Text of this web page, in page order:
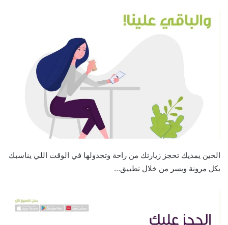
الحين يمديك تحجز زيارتك من راحة وتجدولها في الوقت اللي يناسبك
بكل مرونة ويسر من خلال تطبيق…